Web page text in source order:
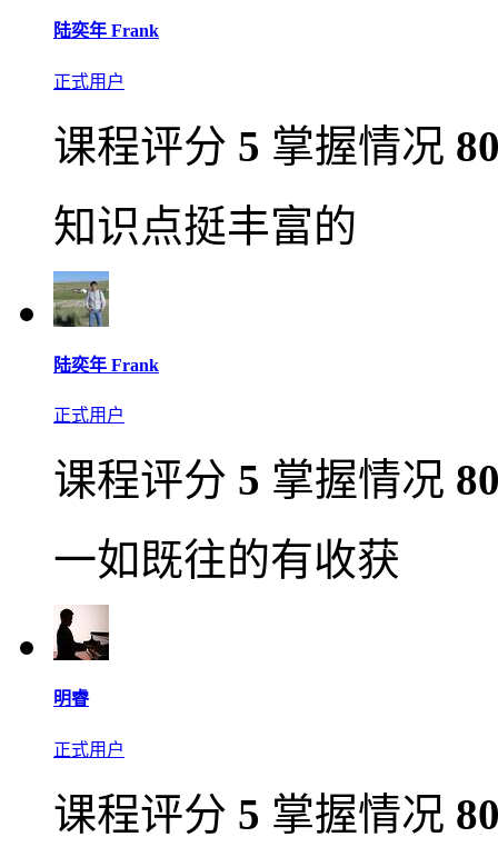
陆奕年 Frank
正式用户
课程评分 5 掌握情况
知识点挺丰富的
陆奕年 Frank
正式用户
课程评分 5 掌握情况
一如既往的有收获
明睿
正式用户
课程评分 5 掌握情况